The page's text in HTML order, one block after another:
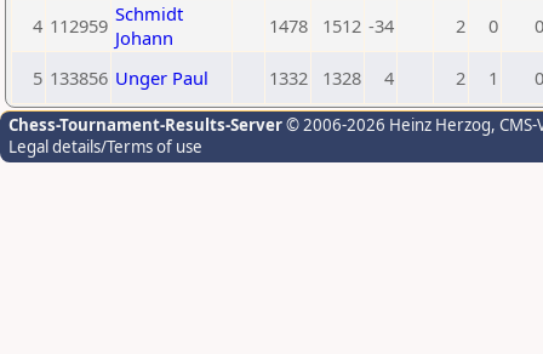
4 112959 Schmidt
Johann
1478 1512 -34 2 0 0
5 133856 Unger Paul 1332 1328 4 2 1 0
Chess-Tournament-Results-Server© 2006-2026 Heinz Herzog,
Legal details/Terms of use